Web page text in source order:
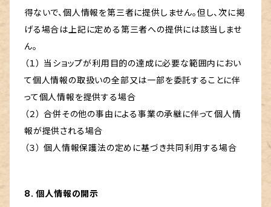
得ないで、個人情報を第三者に提供しません。但し、次に掲
げる場合は上記に定める第三者への提供には該当しませ
ん。
（１） 当ショップが利用目的の達成に必要な範囲内におい
て個人情報の取扱いの全部又は一部を委託することに伴
って個人情報を提供する場合
（２） 合併その他の事由による事業の承継に伴って個人情
報が提供される場合
（３） 個人情報保護法の定めに基づき共同利用する場合
8. 個人情報の開示